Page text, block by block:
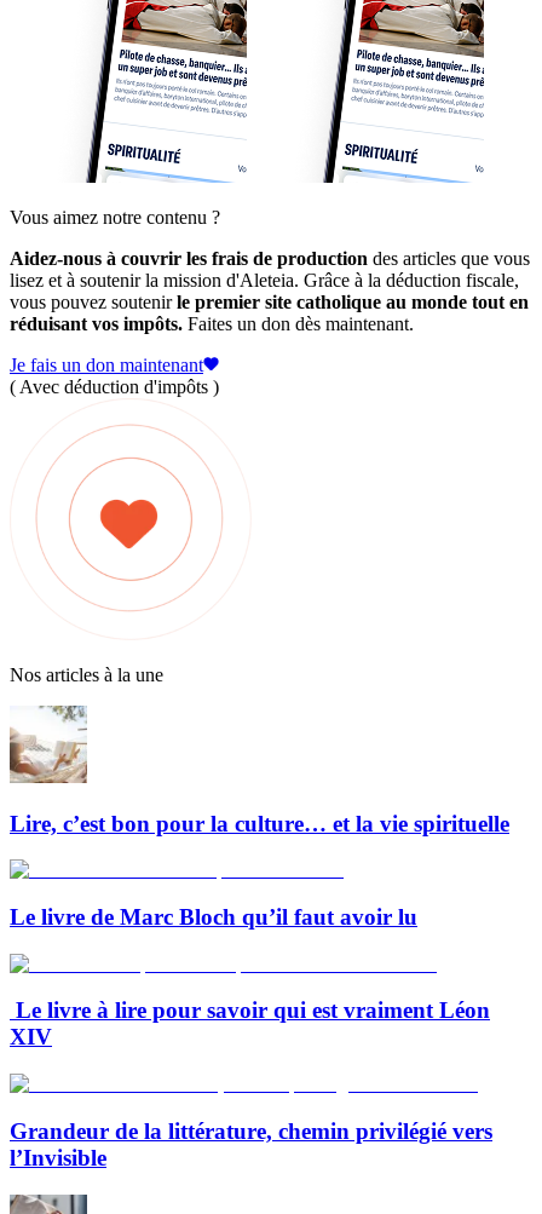
Vous aimez notre contenu ?
Aidez-nous à couvrir les frais de production des articles que vous
lisez et à soutenir la mission d'Aleteia. Grâce à la déduction fiscale,
vous pouvez soutenirle premier site catholique au monde tout en
réduisant vos impôts. Faites un don dès maintenant.
Je fais un don maintenant
( Avec déduction d'impôts )
Nos articles à la une
Lire, c’est bon pour la culture… et la vie spirituelle
Le livre de Marc Bloch qu’il faut avoir lu
Le livre à lire pour savoir qui est vraiment Léon
XIV
Grandeur de la littérature, chemin privilégié vers
l’Invisible